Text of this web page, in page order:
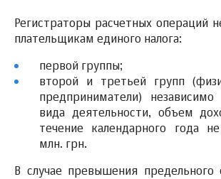
Регистраторы расчетных операций
плательщикам единого налога:
первой группы;
второй и третьей групп
предприниматели) независимо
вида деятельности, объем
течение календарного года
млн. грн.
В случае превышения предельного